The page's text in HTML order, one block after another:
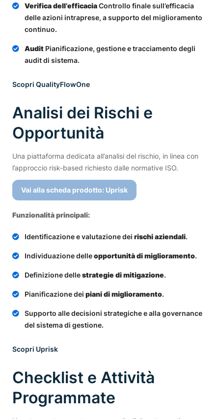
Verifica dell’efficaciaControllo finale sull’efficacia
delle azioni intraprese, a supporto del miglioramento
continuo.
Audit Pianificazione, gestione e tracciamento degli
audit di sistema.
Scopri QualityFlowOne
Analisi dei Rischi e
Opportunità
Una piattaforma dedicata all’analisi del rischio, in linea con
l’approccio risk-based richiesto dalle normative ISO.
Vai alla scheda prodotto: Uprisk
Funzionalità principali:
Identificazione e valutazione dei rischi aziendali.
Individuazione delleopportunità di miglioramento.
Definizione dellestrategie di mitigazione.
Pianificazione dei piani di miglioramento.
Supporto alle decisioni strategiche e alla governance
del sistema di gestione.
Scopri Uprisk
Checklist e Attività
Programmate